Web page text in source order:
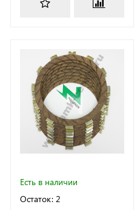
Есть в наличии
Остаток: 2